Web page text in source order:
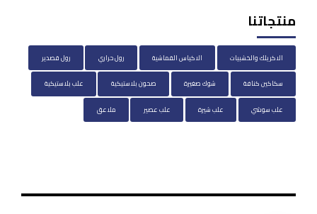
منتجاتنا
الاكريلك والخشبيات الاكياس القماشية رول حراري رول قصدير
سكاكين كنافة شوك صغيرة صحون بلاستيكية علب بلاستيكية
علب سوشي علب شيرة علب عصير ملاعق